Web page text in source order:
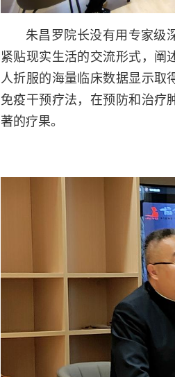
朱昌罗院长没有用专家级
紧贴现实生活的交流形式，阐
人折服的海量临床数据显示取
免疫干预疗法，在预防和治疗
著的疗果。